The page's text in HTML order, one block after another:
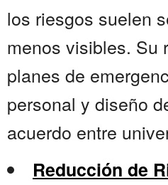
los riesgos suelen
menos visibles. Su
planes de
personal y diseño
acuerdo entre
Reducción de